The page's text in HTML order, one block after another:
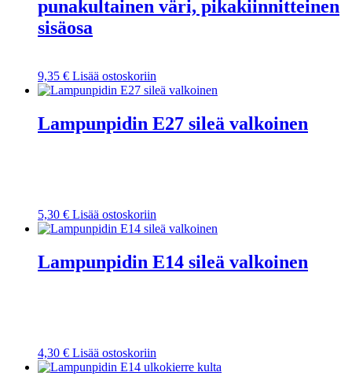
punakultainen väri, pikakiinnitteinen
sisäosa
9,35 € Lisää ostoskoriin
Lampunpidin E27 sileä valkoinen
5,30 € Lisää ostoskoriin
Lampunpidin E14 sileä valkoinen
4,30 € Lisää ostoskoriin